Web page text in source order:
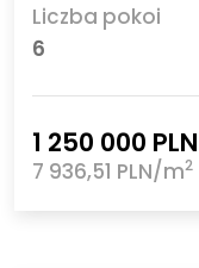
Liczba pokoi
6
1 250 000 PLN
7 936,51 PLN/m2